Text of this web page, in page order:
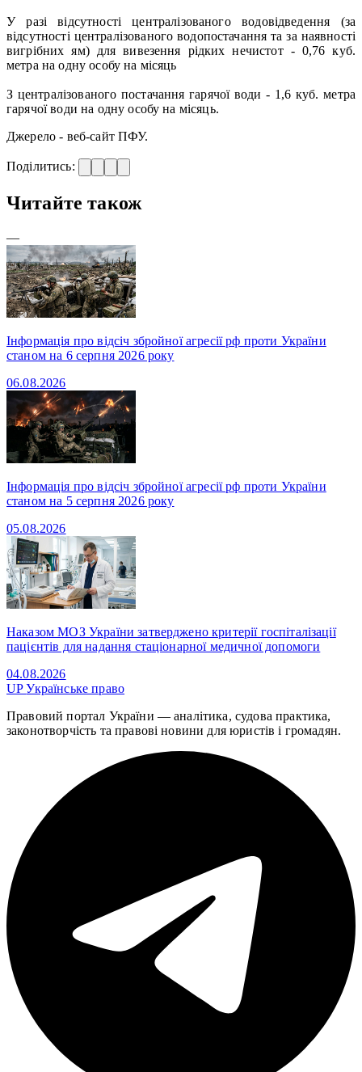
У разі відсутності централізованого водовідведення (за
відсутності централізованого водопостачання та за наявності
вигрібних ям) для вивезення рідких нечистот - 0,76 куб.
метра на одну особу на місяць
З централізованого постачання гарячої води - 1,6 куб. метра
гарячої води на одну особу на місяць.
Джерело - веб-сайт ПФУ.
Поділитись:
Читайте також
—
Інформація про відсіч збройної агресії рф проти України
станом на 6 серпня 2026 року
06.08.2026
Інформація про відсіч збройної агресії рф проти України
станом на 5 серпня 2026 року
05.08.2026
Наказом МОЗ України затверджено критерії госпіталізації
пацієнтів для надання стаціонарної медичної допомоги
04.08.2026
UPУкраїнське право
Правовий портал України — аналітика, судова практика,
законотворчість та правові новини для юристів і громадян.